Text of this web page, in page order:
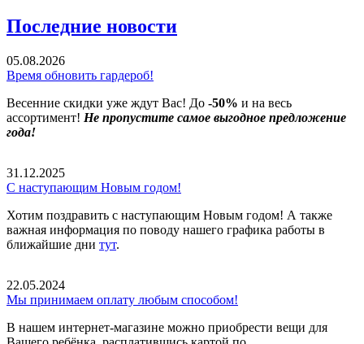
Последние новости
05.08.2026
Время обновить гардероб!
Весенние скидки уже ждут Вас! До -50% и на весь
ассортимент! Не пропустите самое выгодное предложение
года!
31.12.2025
С наступающим Новым годом!
Хотим поздравить с наступающим Новым годом! А также
важная информация по поводу нашего графика работы в
ближайшие дни тут.
22.05.2024
Мы принимаем оплату любым способом!
В нашем интернет-магазине можно приобрести вещи для